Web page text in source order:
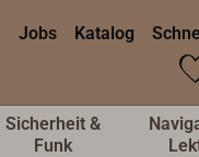
Jobs Katalog
Sicherheit &
Funk